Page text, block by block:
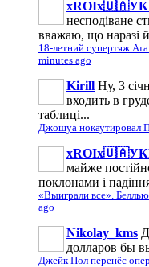
несподіване
вважаю, що наразі
18-летний супертяж
minutes ago
Kirill Ну, 3
входить в
таблиці...
Джошуа нокаутировал
майже
поклонами і
«Выиграли все».
ago
Nikolay_kms
долларов бы
Джейк Пол перенёс